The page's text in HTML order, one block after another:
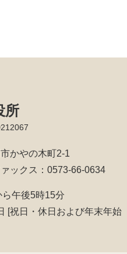
所
かやの木町2-1
ックス：0573-66-0634
午後5時15分
[祝日・休日および年末年始